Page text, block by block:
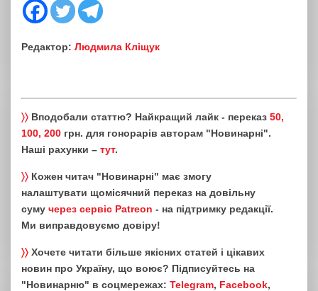
Редактор: Людмила Кліщук
〉〉 Вподобали статтю? Найкращий лайк - переказ 50,
100, 200 грн. для гонорарів авторам "Новинарні".
Наші рахунки – тут.
〉〉 Кожен читач "Новинарні" має змогу
налаштувати щомісячний переказ на довільну
суму через сервіс Patreon - на підтримку редакції.
Ми виправдовуємо довіру!
〉〉 Хочете читати більше якісних статей і цікавих
новин про Україну, що воює? Підписуйтесь на
"Новинарню" в соцмережах: Telegram, Facebook,